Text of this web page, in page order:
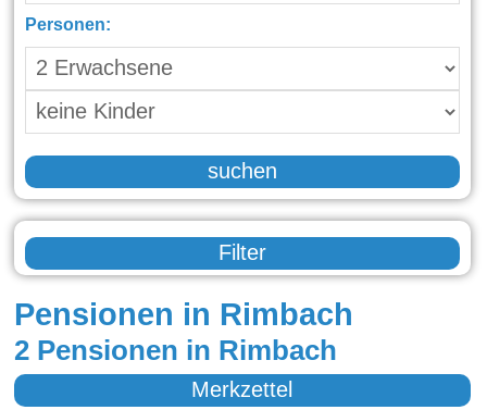
Personen:
suchen
Filter
Pensionen in Rimbach
2 Pensionen in Rimbach
Merkzettel